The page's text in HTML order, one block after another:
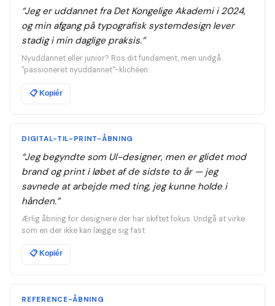
“Jeg er uddannet fra Det Kongelige Akademi i 2024,
og min afgang på typografisk systemdesign lever
stadig i min daglige praksis.”
Nyuddannet eller junior? Ros dit fundament, men undgå
"passioneret nyuddannet"-klichéen.
📋Kopiér
DIGITAL-TIL-PRINT-ÅBNING
“Jeg begyndte som UI-designer, men er glidet mod
brand og print i løbet af de sidste to år — jeg
savnede at arbejde med ting, jeg kunne holde i
hånden.”
Ærlig åbning for designere der har skiftet fokus. Undgå at virke
som en der ikke kan lægge sig fast.
📋Kopiér
REFERENCE-ÅBNING